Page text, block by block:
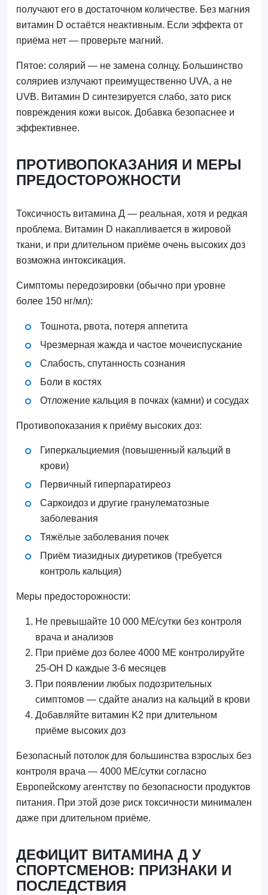
получают его в достаточном количестве. Без магния
витамин D остаётся неактивным. Если эффекта от
приёма нет — проверьте магний.
Пятое: солярий — не замена солнцу. Большинство
соляриев излучают преимущественно UVA, а не
UVB. Витамин D синтезируется слабо, зато риск
повреждения кожи высок. Добавка безопаснее и
эффективнее.
ПРОТИВОПОКАЗАНИЯ И МЕРЫ
ПРЕДОСТОРОЖНОСТИ
Токсичность витамина Д — реальная, хотя и редкая
проблема. Витамин D накапливается в жировой
ткани, и при длительном приёме очень высоких доз
возможна интоксикация.
Симптомы передозировки (обычно при уровне
более 150 нг/мл):
Тошнота, рвота, потеря аппетита
Чрезмерная жажда и частое мочеиспускание
Слабость, спутанность сознания
Боли в костях
Отложение кальция в почках (камни) и сосудах
Противопоказания к приёму высоких доз:
Гиперкальциемия (повышенный кальций в
крови)
Первичный гиперпаратиреоз
Саркоидоз и другие гранулематозные
заболевания
Тяжёлые заболевания почек
Приём тиазидных диуретиков (требуется
контроль кальция)
Меры предосторожности:
Не превышайте 10 000 МЕ/сутки без контроля
врача и анализов
При приёме доз более 4000 МЕ контролируйте
25-OH D каждые 3-6 месяцев
При появлении любых подозрительных
симптомов — сдайте анализ на кальций в крови
Добавляйте витамин K2 при длительном
приёме высоких доз
Безопасный потолок для большинства взрослых без
контроля врача — 4000 МЕ/сутки согласно
Европейскому агентству по безопасности продуктов
питания. При этой дозе риск токсичности минимален
даже при длительном приёме.
ДЕФИЦИТ ВИТАМИНА Д У
СПОРТСМЕНОВ: ПРИЗНАКИ И
ПОСЛЕДСТВИЯ